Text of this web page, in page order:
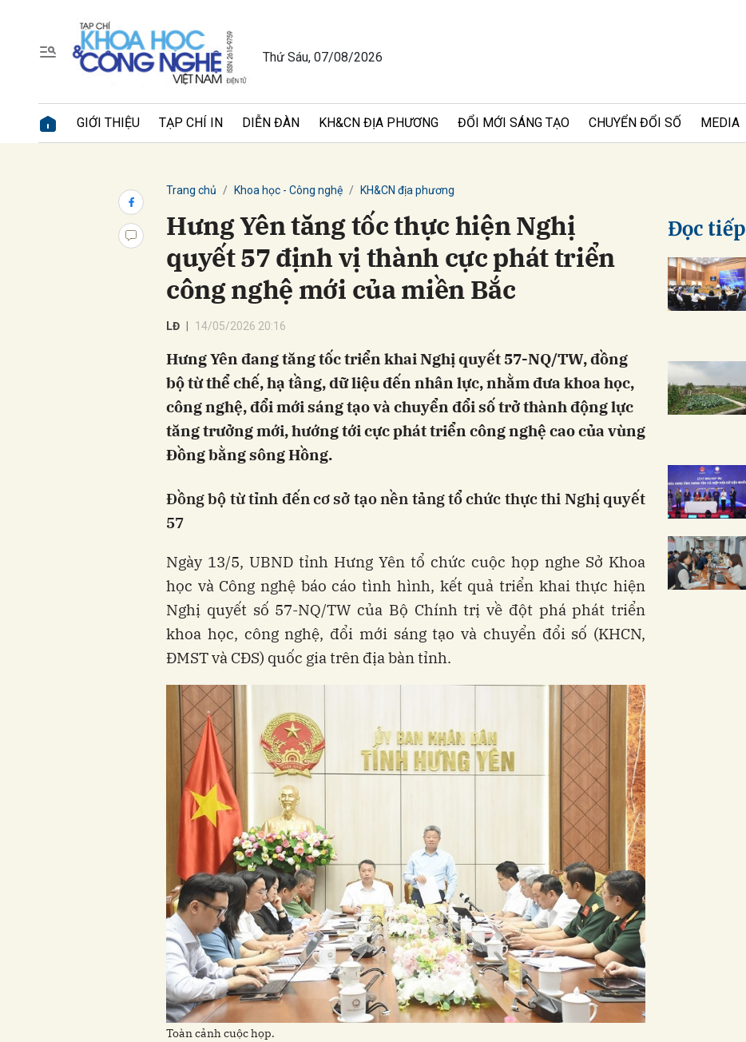
Thứ Sáu, 07/08/2026
GIỚI THIỆU TẠP CHÍ IN DIỄN ĐÀN KH&CN ĐỊA PHƯƠNG ĐỔI MỚI SÁNG TẠO CHUYỂN ĐỔI SỐ MEDIA
Trang chủ Khoa học - Công nghệ KH&CN địa phương
Hưng Yên tăng tốc thực hiện Nghị
quyết 57 định vị thành cực phát triển
công nghệ mới của miền Bắc
LĐ 14/05/2026 20:16
Hưng Yên đang tăng tốc triển khai Nghị quyết 57-NQ/TW, đồng
bộ từ thể chế, hạ tầng, dữ liệu đến nhân lực, nhằm đưa khoa học,
công nghệ, đổi mới sáng tạo và chuyển đổi số trở thành động lực
tăng trưởng mới, hướng tới cực phát triển công nghệ cao của vùng
Đồng bằng sông Hồng.
Đồng bộ từ tỉnh đến cơ sở tạo nền tảng tổ chức thực thi Nghị quyết
57
Ngày 13/5, UBND tỉnh Hưng Yên tổ chức cuộc họp nghe Sở Khoa
học và Công nghệ báo cáo tình hình, kết quả triển khai thực hiện
Nghị quyết số 57-NQ/TW của Bộ Chính trị về đột phá phát triển
khoa học, công nghệ, đổi mới sáng tạo và chuyển đổi số (KHCN,
ĐMST và CĐS) quốc gia trên địa bàn tỉnh.
Toàn cảnh cuộc họp.
Đọc tiếp
Gửi